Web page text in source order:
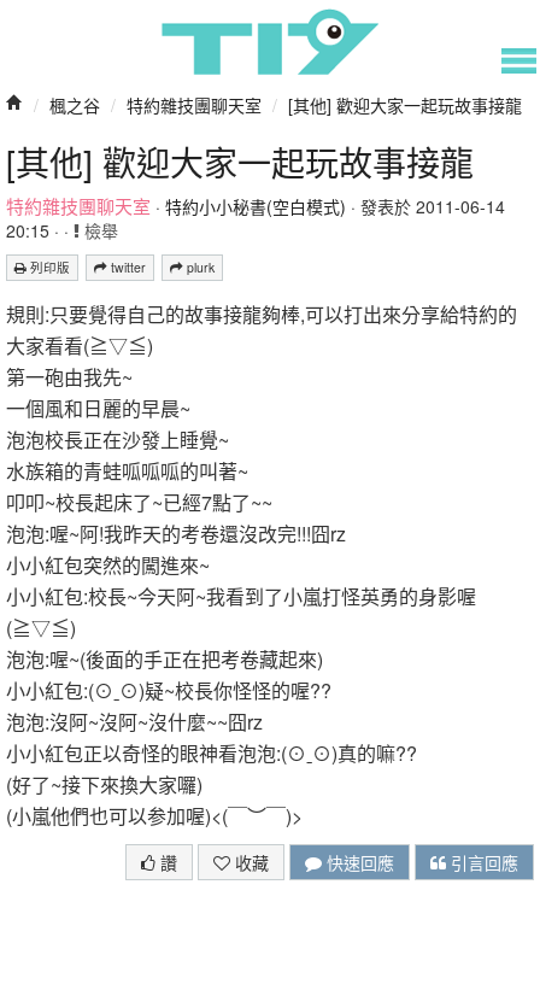
/ 楓之谷 / 特約雜技團聊天室 / [其他] 歡迎大家一起玩故事接龍
[其他] 歡迎大家一起玩故事接龍
特約雜技團聊天室 · 特約小小秘書(空白模式) · 發表於 2011-06-14
20:15 · ·
檢舉
列印版 twitter plurk
規則:只要覺得自己的故事接龍夠棒,可以打出來分享給特約的
大家看看(≧▽≦)
第一砲由我先~
一個風和日麗的早晨~
泡泡校長正在沙發上睡覺~
水族箱的青蛙呱呱呱的叫著~
叩叩~校長起床了~已經7點了~~
泡泡:喔~阿!我昨天的考卷還沒改完!!!囧rz
小小紅包突然的闖進來~
小小紅包:校長~今天阿~我看到了小嵐打怪英勇的身影喔
(≧▽≦)
泡泡:喔~(後面的手正在把考卷藏起來)
小小紅包:(⊙ˍ⊙)疑~校長你怪怪的喔??
泡泡:沒阿~沒阿~沒什麼~~囧rz
小小紅包正以奇怪的眼神看泡泡:(⊙ˍ⊙)真的嘛??
(好了~接下來換大家囉)
(小嵐他們也可以参加喔)<(￣︶￣)>
讚 收藏 快速回應 引言回應